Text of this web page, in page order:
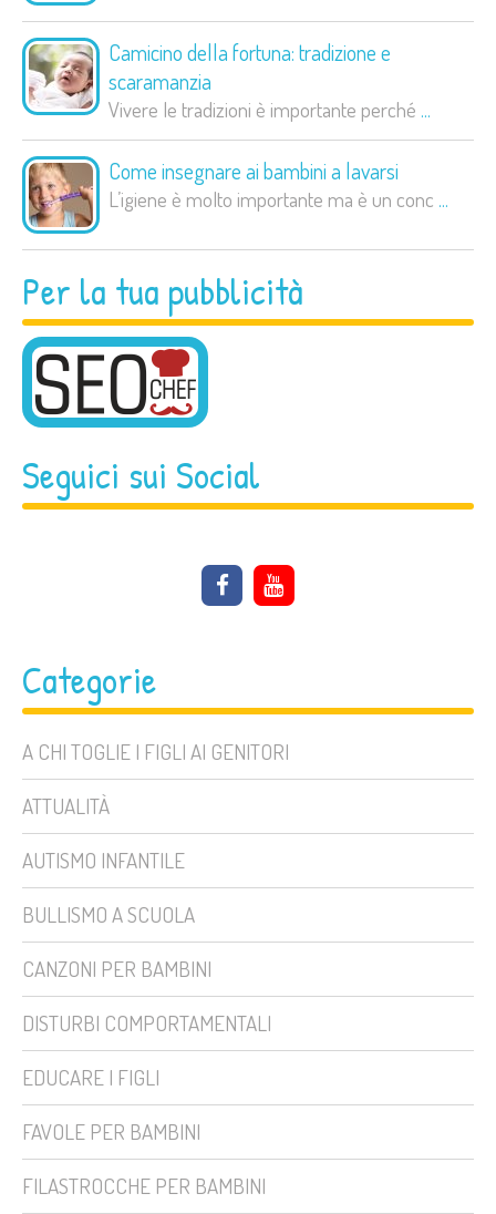
Camicino della fortuna: tradizione e
scaramanzia
Vivere le tradizioni è importante perché ...
Come insegnare ai bambini a lavarsi
L’igiene è molto importante ma è un conc ...
Per la tua pubblicità
Seguici sui Social
Categorie
A CHI TOGLIE I FIGLI AI GENITORI
ATTUALITÀ
AUTISMO INFANTILE
BULLISMO A SCUOLA
CANZONI PER BAMBINI
DISTURBI COMPORTAMENTALI
EDUCARE I FIGLI
FAVOLE PER BAMBINI
FILASTROCCHE PER BAMBINI